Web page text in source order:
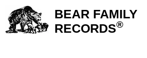
BEAR FAMILY
RECORDS®